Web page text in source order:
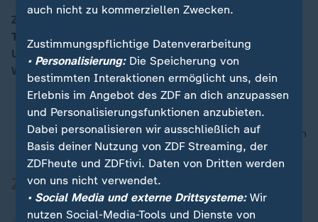
00:16
Zum ersten Mal ist Schweden Gastgeber eines NATO-
Treffens auf Ministerebene. Themen sind der weitere
Umgang mit den Verteidigungsausgaben sowie die
Weiterführung der Unterstützung der Ukraine.
nach oben
auch nicht zu kommerziellen Zwecken.
Zustimmungspflichtige Datenverarbeitung
• Personalisierung:Die Speicherung von
bestimmten Interaktionen ermöglicht uns, dein
Erlebnis im Angebot des ZDF an dich anzupassen
und Personalisierungsfunktionen anzubieten.
Dabei personalisieren wir ausschließlich auf
Basis deiner Nutzung von ZDF Streaming, der
ZDFheute und ZDFtivi. Daten von Dritten werden
von uns nicht verwendet.
• Social Media und externe Drittsysteme:Wir
nutzen Social-Media-Tools und Dienste von